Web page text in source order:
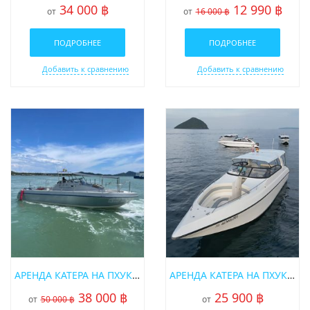
Поделиться:
от 34 000 ฿
ПОДРОБНЕЕ
Добавить к сравнению
от 16 000 ฿ 12 990 ฿
ПОДРОБНЕЕ
Добавить к сравнению
АРЕНДА КАТЕРА НА ПХУКЕТЕ SRISUWAN 37 ФУТОВ
от 50 000 ฿ 38 000 ฿
АРЕНДА КАТЕРА НА ПХУКЕТЕ «GAMBIT»
от 25 900 ฿